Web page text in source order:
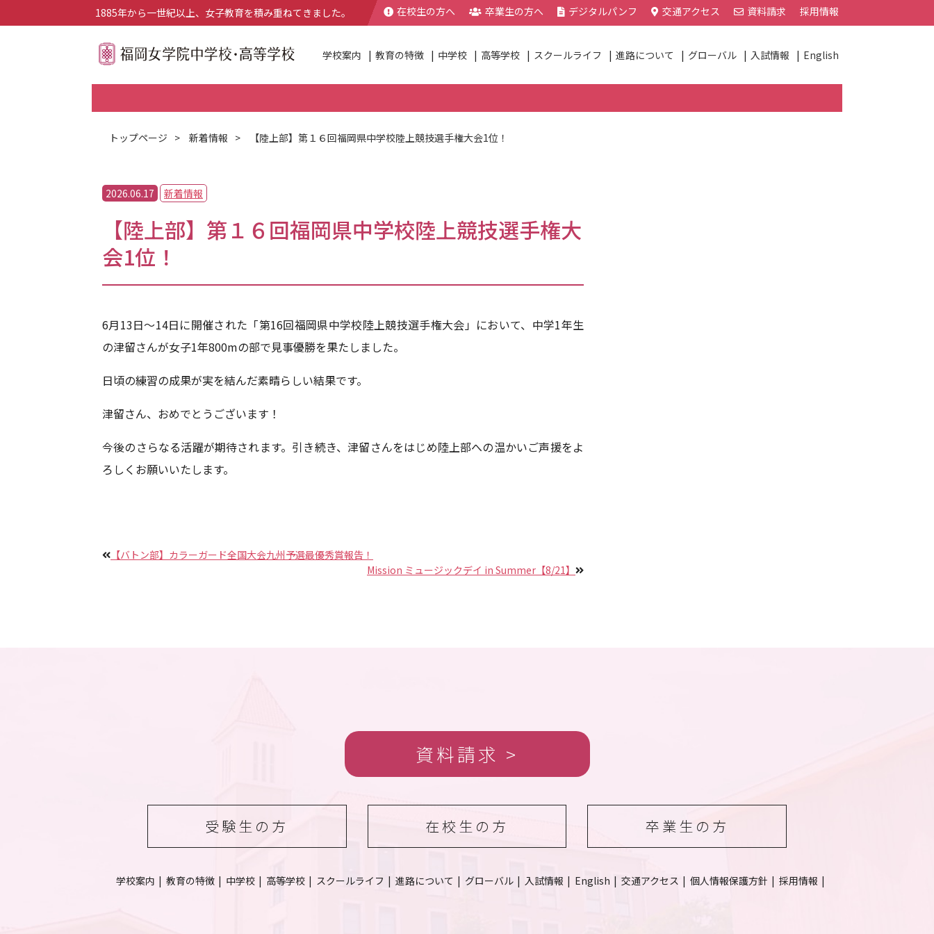
1885年から一世紀以上、女子教育を積み重ねてきました。 在校生の方へ 卒業生の方へ デジタルパンフ 交通アクセス 資料請求 採用情報
学校案内 教育の特徴 中学校 高等学校 スクールライフ 進路について グローバル 入試情報 English
トップページ > 新着情報 > 【陸上部】第１６回福岡県中学校陸上競技選手権大会1位！
2026.06.17 新着情報
【陸上部】第１６回福岡県中学校陸上競技選手権大
会1位！
6月13日～14日に開催された「第16回福岡県中学校陸上競技選手権大会」において、中学1年生
の津留さんが女子1年800mの部で見事優勝を果たしました。
日頃の練習の成果が実を結んだ素晴らしい結果です。
津留さん、おめでとうございます！
今後のさらなる活躍が期待されます。引き続き、津留さんをはじめ陸上部への温かいご声援をよ
ろしくお願いいたします。
【バトン部】カラーガード全国大会九州予選最優秀賞報告！
Mission ミュージックデイ in Summer【8/21】
資料請求
受験生の方 在校生の方 卒業生の方
学校案内 教育の特徴 中学校 高等学校 スクールライフ 進路について グローバル 入試情報 English 交通アクセス 個人情報保護方針 採用情報